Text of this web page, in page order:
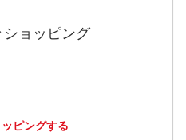
ショッピング
ピングする